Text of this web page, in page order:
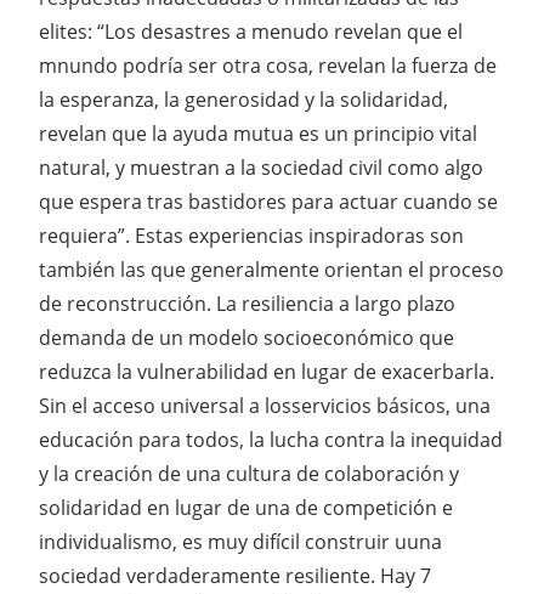
elites: “Los desastres a menudo revelan que el
mnundo podría ser otra cosa, revelan la fuerza de
la esperanza, la generosidad y la solidaridad,
revelan que la ayuda mutua es un principio vital
natural, y muestran a la sociedad civil como algo
que espera tras bastidores para actuar cuando se
requiera”. Estas experiencias inspiradoras son
también las que generalmente orientan el proceso
de reconstrucción. La resiliencia a largo plazo
demanda de un modelo socioeconómico que
reduzca la vulnerabilidad en lugar de exacerbarla.
Sin el acceso universal a losservicios básicos, una
educación para todos, la lucha contra la inequidad
y la creación de una cultura de colaboración y
solidaridad en lugar de una de competición e
individualismo, es muy difícil construir uuna
sociedad verdaderamente resiliente. Hay 7